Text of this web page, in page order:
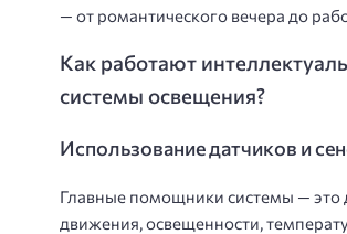
— от романтического вечера до
Как работают
системы освещения?
Использование датчиков и
Главные помощники системы — это
движения, освещенности,